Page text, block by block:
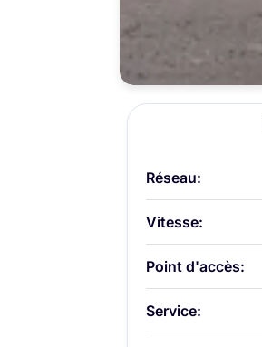
Réseau:
Vitesse:
Point d'accès:
Service: